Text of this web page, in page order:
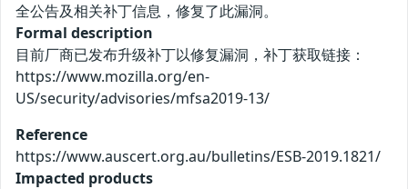
全公告及相关补丁信息，修复了此漏洞。
Formal description
目前厂商已发布升级补丁以修复漏洞，补丁获取链接：
https://www.mozilla.org/en-
US/security/advisories/mfsa2019-13/
Reference
https://www.auscert.org.au/bulletins/ESB-2019.1821/
Impacted products